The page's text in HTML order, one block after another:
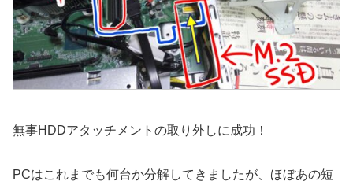
無事HDDアタッチメントの取り外しに成功！
PCはこれまでも何台か分解してきましたが、ほぼあの短